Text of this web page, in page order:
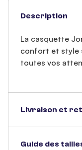
Description
La casquette
confort et style
toutes vos
Livraison et
Guide des